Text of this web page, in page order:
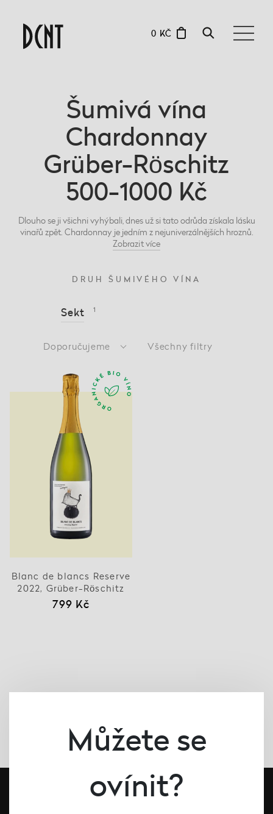
0 KČ
Šumivá vína
Chardonnay
Grüber-Röschitz
500-1000 Kč
Dlouho se ji všichni vyhýbali, dnes už si tato odrůda získala lásku
vinařů zpět. Chardonnay je jedním z nejuniverzálnějších hroznů.
Zobrazitvíce
DRUH ŠUMIVÉHO VÍNA
Sekt 1
Doporučujeme Všechny filtry
Blanc de blancs Reserve
2022, Grüber-Röschitz
799 Kč
Můžete se
ovínit?